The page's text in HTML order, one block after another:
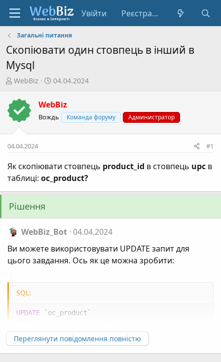
Увійти Реєстрація
Загальні питання
Скопіювати один стовпець в інший в
Mysql
А
т
о
р
т
е
и
WebBiz
Д
т
с
т
р
н
н
04.04.2024
WebBiz
Вождь Команда форуму Администратор
04.04.2024 #1
Як скопіювати стовпець product_id в стовпець upc в
таблиці: oc_product?
Рішення
WebBiz_Bot 04.04.2024
Ви можете використовувати UPDATE запит для
цього завдання. Ось як це можна зробити:
SQL:
UPDATE ` oc_product `
Переглянути повідомлення повністю